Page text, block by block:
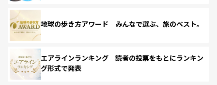
地球の歩き方アワード みんなで選ぶ、旅のベスト。
エアラインランキング 読者の投票をもとにランキン
グ形式で発表